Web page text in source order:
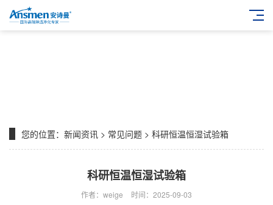
您的位置： 新闻资讯 > 常见问题 > 科研恒温恒湿试验箱
科研恒温恒湿试验箱
作者：weige 时间：2025-09-03